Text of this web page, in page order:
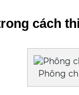
cách
Phông